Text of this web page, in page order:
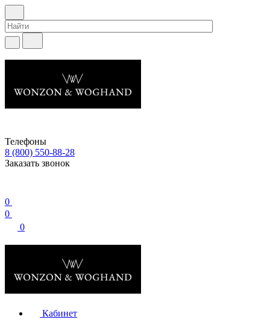
Телефоны
8 (800) 550-88-28
Заказать звонок
0
0
0
Кабинет